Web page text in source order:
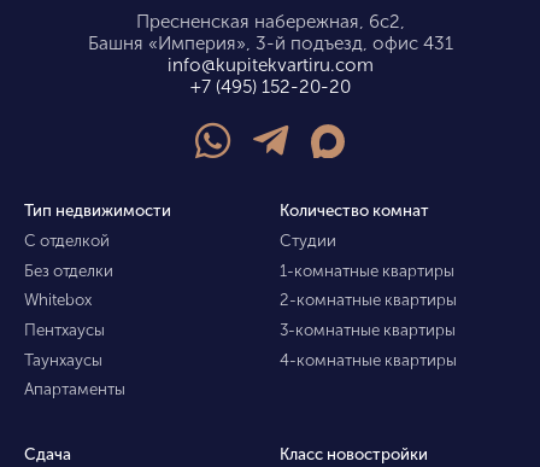
Пресненская набережная, 6с2,
Башня «Империя», 3-й подъезд, офис 431
info@kupitekvartiru.com
+7 (495) 152-20-20
Тип недвижимости
С отделкой
Без отделки
Whitebox
Пентхаусы
Таунхаусы
Апартаменты
Количество комнат
Студии
1-комнатные квартиры
2-комнатные квартиры
3-комнатные квартиры
4-комнатные квартиры
Сдача
Класс новостройки